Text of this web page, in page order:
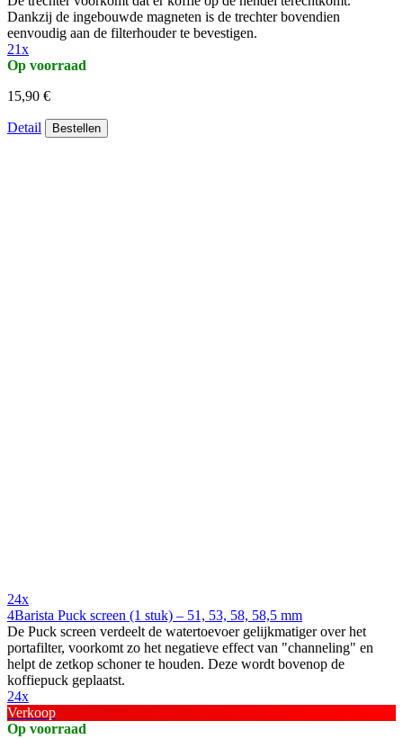
Dankzij de ingebouwde magneten is de trechter bovendien
eenvoudig aan de filterhouder te bevestigen.
21x
Op voorraad
15,90 €
Detail Bestellen
24x
4Barista Puck screen (1 stuk) – 51, 53, 58, 58,5 mm
De Puck screen verdeelt de watertoevoer gelijkmatiger over het
portafilter, voorkomt zo het negatieve effect van "channeling" en
helpt de zetkop schoner te houden. Deze wordt bovenop de
koffiepuck geplaatst.
24x
Verkoop
Op voorraad